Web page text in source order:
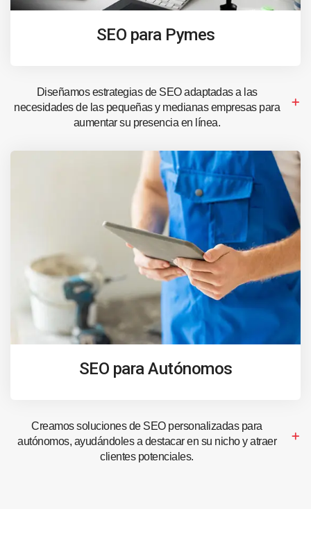
SEO para Pymes
Diseñamos estrategias de SEO adaptadas a las
necesidades de las pequeñas y medianas empresas para
aumentar su presencia en línea.
SEO para Autónomos
Creamos soluciones de SEO personalizadas para
autónomos, ayudándoles a destacar en su nicho y atraer
clientes potenciales.